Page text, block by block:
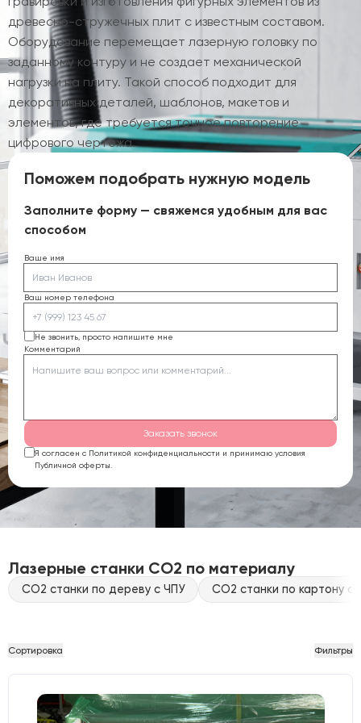
древесно-стружечных плит с известным составом.
Оборудование перемещает лазерную головку по
заданному контуру и не создает механической
нагрузки на плиту. Такой способ подходит для
декоративных деталей, шаблонов, макетов и
элементов, где требуется точное повторение
цифрового чертежа.
Поможем подобрать нужную модель
Заполните форму — свяжемся удобным для вас
способом
Ваше имя
Ваш номер телефона
Не звонить, просто напишите мне
Комментарий
Заказать звонок
Я согласен с Политикой конфиденциальности и принимаю условия
Публичной оферты.
Лазерные станки CO2 по материалу
CO2 станки по дереву с ЧПУ CO2 станки по картону с
Сортировка Фильтры